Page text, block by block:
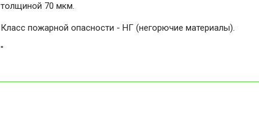
толщиной 70 мкм.
Класс пожарной опасности - НГ (негорючие материалы).
"